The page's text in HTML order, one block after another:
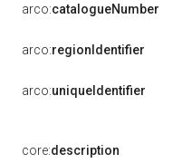
arco:catalogueNumber
arco:regionIdentifier
arco:uniqueIdentifier
core:description